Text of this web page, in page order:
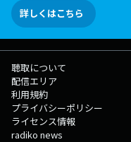
詳しくはこちら
聴取について
配信エリア
利用規約
プライバシーポリシー
ライセンス情報
radiko news